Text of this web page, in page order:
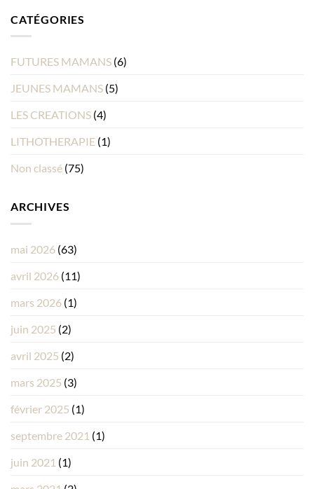
CATÉGORIES
FUTURES MAMANS (6)
JEUNES MAMANS (5)
LES CREATIONS (4)
LITHOTHERAPIE (1)
Non classé (75)
ARCHIVES
mai 2026 (63)
avril 2026 (11)
mars 2026 (1)
juin 2025 (2)
avril 2025 (2)
mars 2025 (3)
février 2025 (1)
septembre 2021 (1)
juin 2021 (1)